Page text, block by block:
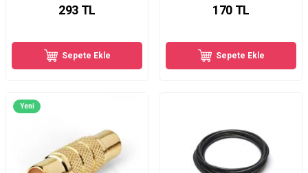
293 TL
Sepete Ekle
170 TL
Sepete Ekle
Yeni